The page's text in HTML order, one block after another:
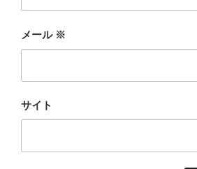
メール ※
サイト